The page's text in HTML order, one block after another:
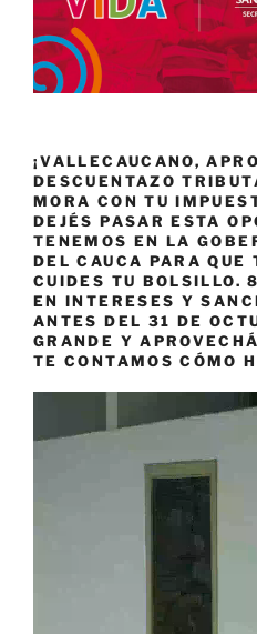
¡VALLECAUCANO,
DESCUENTAZO
MORA CON TU
DEJÉS PASAR ESTA
TENEMOS EN LA
DEL CAUCA PARA QUE
CUIDES TU BOLSILLO.
EN INTERESES Y
ANTES DEL 31 DE
GRANDE Y
TE CONTAMOS CÓMO